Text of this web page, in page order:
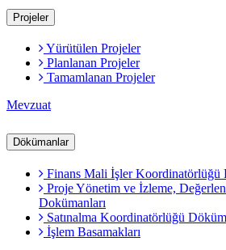
Projeler
Yürütülen Projeler
Planlanan Projeler
Tamamlanan Projeler
Mevzuat
Dökümanlar
Finans Mali İşler Koordinatörlüğü
Proje Yönetim ve İzleme,
Dokümanları
Satınalma Koordinatörlüğü
İşlem Basamakları